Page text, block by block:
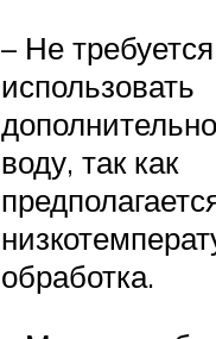
– Не требуется
использовать
дополнительно
воду, так как
обработка.